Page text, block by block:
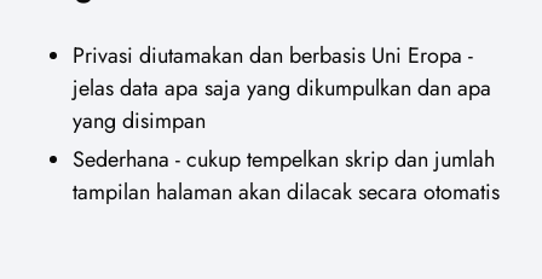
Privasi diutamakan dan berbasis Uni Eropa -
jelas data apa saja yang dikumpulkan dan apa
yang disimpan
Sederhana - cukup tempelkan skrip dan jumlah
tampilan halaman akan dilacak secara otomatis